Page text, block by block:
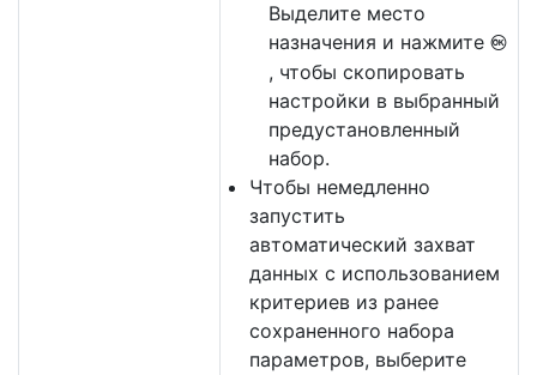
Выделите место
назначения и нажмите J
, чтобы скопировать
настройки в выбранный
предустановленный
набор.
Чтобы немедленно
запустить
автоматический захват
данных с использованием
критериев из ранее
сохраненного набора
параметров, выберите